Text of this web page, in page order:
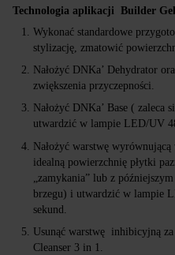
Technologia aplikacji Builder
Wykonać standardowe
stylizację, zmatowić
Nałożyć DNKa’ Dehydrator
zwiększenia przyczepności.
Nałożyć DNKa’ Base ( zaleca
utwardzić w lampie LED/UV
Nałożyć warstwę
idealną powierzchnię płytki
„zamykania” lub z
brzegu) i utwardzić w lampie
sekund.
Usunąć warstwę inhibicyjną
Cleanser 3 in 1.